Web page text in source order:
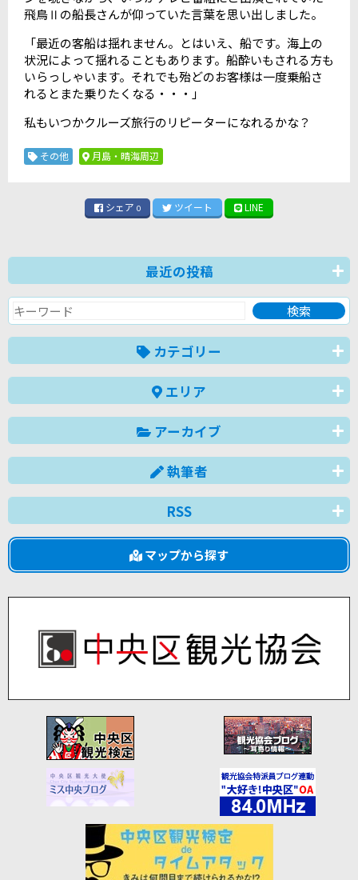
飛鳥Ⅱの船長さんが仰っていた言葉を思い出しました。
「最近の客船は揺れません。とはいえ、船です。海上の
状況によって揺れることもあります。船酔いもされる方も
いらっしゃいます。それでも殆どのお客様は一度乗船さ
れるとまた乗りたくなる・・・」
私もいつかクルーズ旅行のリピーターになれるかな？
その他 月島・晴海周辺
シェア 0 ツイート LINE
最近の投稿
カテゴリー
エリア
アーカイブ
執筆者
RSS
マップから探す